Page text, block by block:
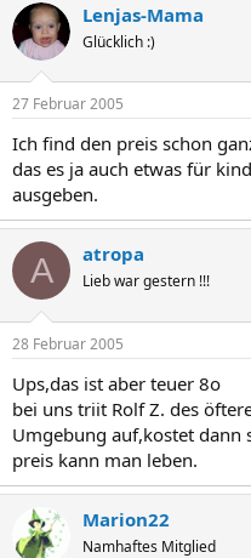
Lenjas-Mama
Glücklich :)
27 Februar 2005
Ich find den preis schon
das es ja auch etwas für
ausgeben.
A atropa
Lieb war gestern !!!
28 Februar 2005
Ups,das ist aber teuer 8o
bei uns triit Rolf Z. des
Umgebung auf,kostet dann
preis kann man leben.
Marion22
Namhaftes Mitglied